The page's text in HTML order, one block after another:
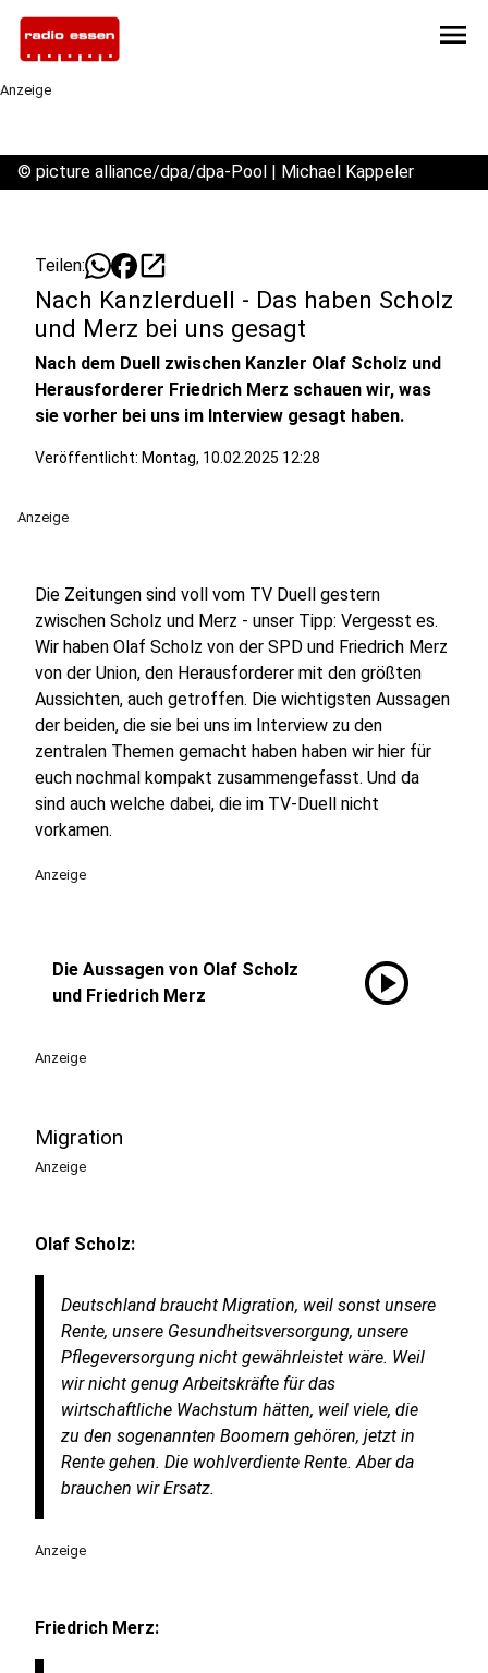
menu
Anzeige
© picture alliance/dpa/dpa-Pool | Michael Kappeler
Teilen: open_in_new
Nach Kanzlerduell - Das haben Scholz
und Merz bei uns gesagt
Nach dem Duell zwischen Kanzler Olaf Scholz und
Herausforderer Friedrich Merz schauen wir, was
sie vorher bei uns im Interview gesagt haben.
Veröffentlicht: Montag, 10.02.2025 12:28
Anzeige
Die Zeitungen sind voll vom TV Duell gestern
zwischen Scholz und Merz - unser Tipp: Vergesst es.
Wir haben Olaf Scholz von der SPD und Friedrich Merz
von der Union, den Herausforderer mit den größten
Aussichten, auch getroffen. Die wichtigsten Aussagen
der beiden, die sie bei uns im Interview zu den
zentralen Themen gemacht haben haben wir hier für
euch nochmal kompakt zusammengefasst. Und da
sind auch welche dabei, die im TV-Duell nicht
vorkamen.
Anzeige
Die Aussagen von Olaf Scholz
und Friedrich Merz
play_circle
Anzeige
Migration
Anzeige
Olaf Scholz:
Deutschland braucht Migration, weil sonst unsere
Rente, unsere Gesundheitsversorgung, unsere
Pflegeversorgung nicht gewährleistet wäre. Weil
wir nicht genug Arbeitskräfte für das
wirtschaftliche Wachstum hätten, weil viele, die
zu den sogenannten Boomern gehören, jetzt in
Rente gehen. Die wohlverdiente Rente. Aber da
brauchen wir Ersatz.
Anzeige
Friedrich Merz: